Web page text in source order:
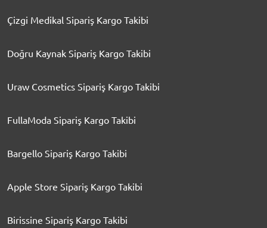
Çizgi Medikal Sipariş Kargo Takibi
Doğru Kaynak Sipariş Kargo Takibi
Uraw Cosmetics Sipariş Kargo Takibi
FullaModa Sipariş Kargo Takibi
Bargello Sipariş Kargo Takibi
Apple Store Sipariş Kargo Takibi
Birissine Sipariş Kargo Takibi